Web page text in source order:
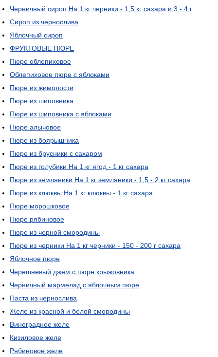
Черничный сироп На 1 кг черники - 1,5 кг сахара и 3 - 4 г
Сироп из чернослива
Яблочный сироп
ФРУКТОВЫЕ ПЮРЕ
Пюре облепиховое
Облепиховое пюре с яблоками
Пюре из жимолости
Пюре из шиповника
Пюре из шиповника с яблоками
Пюре алычовое
Пюре из боярышника
Пюре из брусники с сахаром
Пюре из голубики На 1 кг ягод - 1 кг сахара
Пюре из земляники На 1 кг земляники - 1,5 - 2 кг сахара
Пюре из клюквы На 1 кг клюквы - 1 кг сахара
Пюре морошковое
Пюре рябиновое
Пюре из черной смородины
Пюре из черники На 1 кг черники - 150 - 200 г сахара
Яблочное пюре
Черешневый джем с пюре крыжовника
Черничный мармелад с яблочным пюре
Паста из чернослива
Желе из красной и белой смородины
Виноградное желе
Кизиловое желе
Рябиновое желе